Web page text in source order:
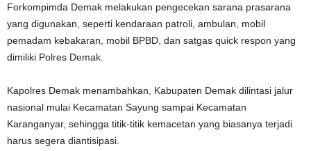
Forkompimda Demak melakukan pengecekan sarana prasarana
yang digunakan, seperti kendaraan patroli, ambulan, mobil
pemadam kebakaran, mobil BPBD, dan satgas quick respon yang
dimiliki Polres Demak.
Kapolres Demak menambahkan, Kabupaten Demak dilintasi jalur
nasional mulai Kecamatan Sayung sampai Kecamatan
Karanganyar, sehingga titik-titik kemacetan yang biasanya terjadi
harus segera diantisipasi.